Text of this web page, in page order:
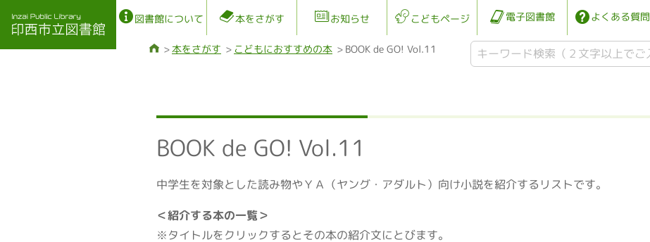
図書館について 本をさがす お知らせ こどもページ 電子図書館 よくある質問
本をさがす こどもにおすすめの本
BOOK de GO! Vol.11
BOOK de GO! Vol.11
中学生を対象とした読み物やＹＡ（ヤング・アダルト）向け小説を紹介するリストです。
＜紹介する本の一覧＞
※タイトルをクリックするとその本の紹介文にとびます。